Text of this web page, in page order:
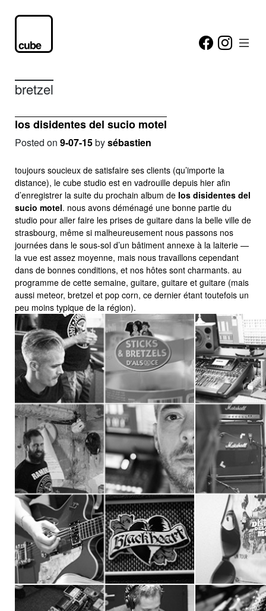
bretzel
los disidentes del sucio motel
Posted on 9-07-15bysébastien
toujours soucieux de satisfaire ses clients (qu’importe la
distance), le cube studio est en vadrouille depuis hier afin
d’enregistrer la suite du prochain album de los disidentes del
sucio motel. nous avons déménagé une bonne partie du
studio pour aller faire les prises de guitare dans la belle ville de
strasbourg, même si malheureusement nous passons nos
journées dans le sous-sol d’un bâtiment annexe à la laiterie —
la vue est assez moyenne, mais nous travaillons cependant
dans de bonnes conditions, et nos hôtes sont charmants. au
programme de cette semaine, guitare, guitare et guitare (mais
aussi meteor, bretzel et pop corn, ce dernier étant toutefois un
peu moins typique de la région).